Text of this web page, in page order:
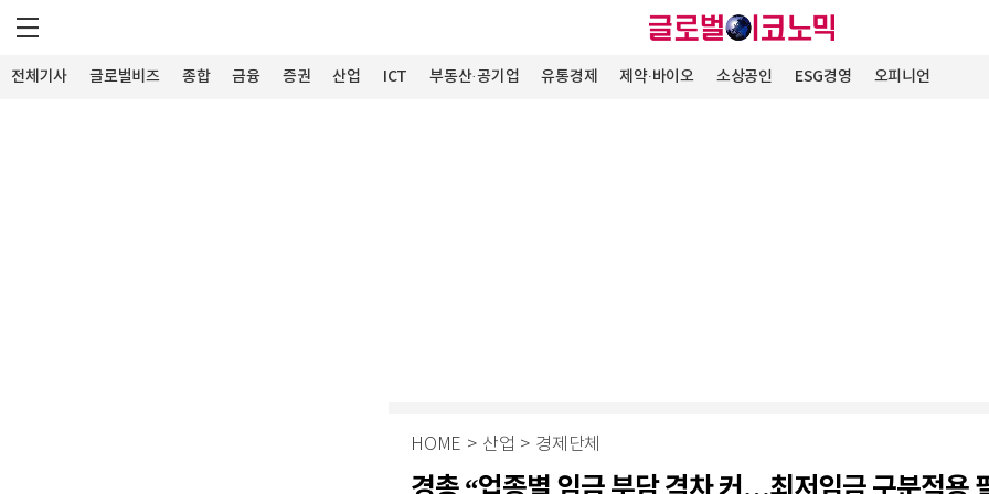
전체기사 글로벌비즈 종합 금융 증권 산업 ICT 부동산·공기업 유통경제 제약∙바이오 소상공인 ESG경영 오피니언
HOME > 산업 > 경제단체